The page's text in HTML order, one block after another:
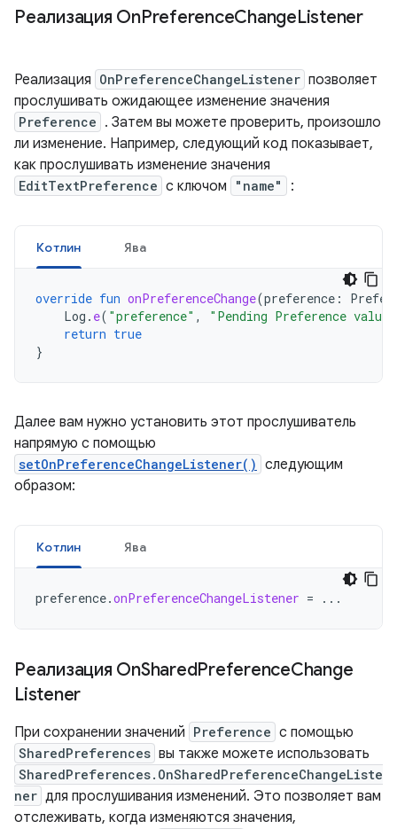
Реализация OnPreferenceChangeListener
Реализация OnPreferenceChangeListener позволяет
прослушивать ожидающее изменение значения
Preference . Затем вы можете проверить, произошло
ли изменение. Например, следующий код показывает,
как прослушивать изменение значения
EditTextPreference с ключом "name" :
Котлин Ява
override fun onPreferenceChange(preference :
Log . e( "preference" ,
"Pending Preference
return true
}
Далее вам нужно установить этот прослушиватель
напрямую с помощью
setOnPreferenceChangeListener() следующим
образом:
Котлин Ява
preference.onPreferenceChangeListener = ...
Реализация OnSharedPreferenceChange
Listener
При сохранении значений Preference с помощью
SharedPreferences вы также можете использовать
SharedPreferences.OnSharedPreferenceChangeListe
ner для прослушивания изменений. Это позволяет вам
отслеживать, когда изменяются значения,